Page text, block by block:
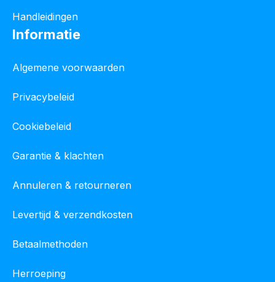
Handleidingen
Informatie
Algemene voorwaarden
Privacybeleid
Cookiebeleid
Garantie & klachten
Annuleren & retourneren
Levertijd & verzendkosten
Betaalmethoden
Herroeping